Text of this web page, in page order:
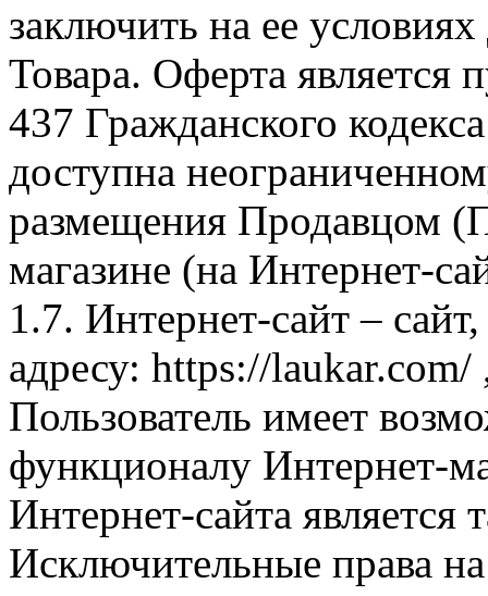
заключить на ее
Товара. Оферта является
437 Гражданского
доступна
размещения Продавцом
магазине (на Интернет-
1.7. Интернет-сайт –
адресу: https://laukar.com/
Пользователь имеет
функционалу Интернет-
Интернет-сайта
Исключительные права